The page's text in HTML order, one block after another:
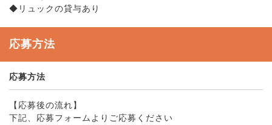
◆リュックの貸与あり
応募方法
応募方法
【応募後の流れ】
下記、応募フォームよりご応募ください